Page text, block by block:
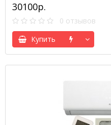
30100р.
0 отзывов
Купить